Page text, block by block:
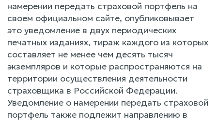
намерении передать страховой портфель на
своем официальном сайте, опубликовывает
это уведомление в двух периодических
печатных изданиях, тираж каждого из которых
составляет не менее чем десять тысяч
экземпляров и которые распространяются на
территории осуществления деятельности
страховщика в Российской Федерации.
Уведомление о намерении передать страховой
портфель также подлежит направлению в